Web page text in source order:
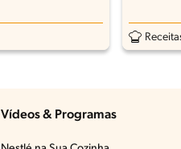
Vídeos & Programas​